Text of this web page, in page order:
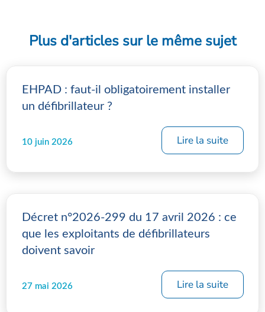
Plus d'articles sur le même sujet
EHPAD : faut-il obligatoirement installer
un défibrillateur ?
10 juin 2026 Lire la suite
Décret n°2026-299 du 17 avril 2026 : ce
que les exploitants de défibrillateurs
doivent savoir
27 mai 2026 Lire la suite